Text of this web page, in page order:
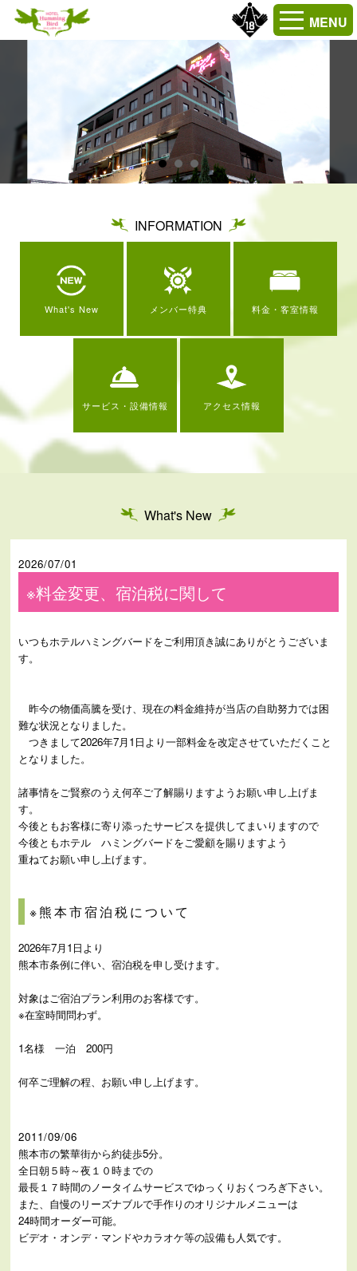
MENU
INFORMATION
What's New メンバー特典 料金・客室情報
サービス・設備情報 アクセス情報
What's New
2026/07/01
※料金変更、宿泊税に関して
いつもホテルハミングバードをご利用頂き誠にありがとうございま
す。
昨今の物価高騰を受け、現在の料金維持が当店の自助努力では困
難な状況となりました。
つきまして2026年7月1日より一部料金を改定させていただくこと
となりました。
諸事情をご賢察のうえ何卒ご了解賜りますようお願い申し上げま
す。
今後ともお客様に寄り添ったサービスを提供してまいりますので
今後ともホテル ハミングバードをご愛顧を賜りますよう
重ねてお願い申し上げます。
※熊本市宿泊税について
2026年7月1日より
熊本市条例に伴い、宿泊税を申し受けます。
対象はご宿泊プラン利用のお客様です。
※在室時間問わず。
1名様 一泊 200円
何卒ご理解の程、お願い申し上げます。
2011/09/06
熊本市の繁華街から約徒歩5分。
全日朝５時～夜１０時までの
最長１７時間のノータイムサービスでゆっくりおくつろぎ下さい。
また、自慢のリーズナブルで手作りのオリジナルメニューは
24時間オーダー可能。
ビデオ・オンデ・マンドやカラオケ等の設備も人気です。